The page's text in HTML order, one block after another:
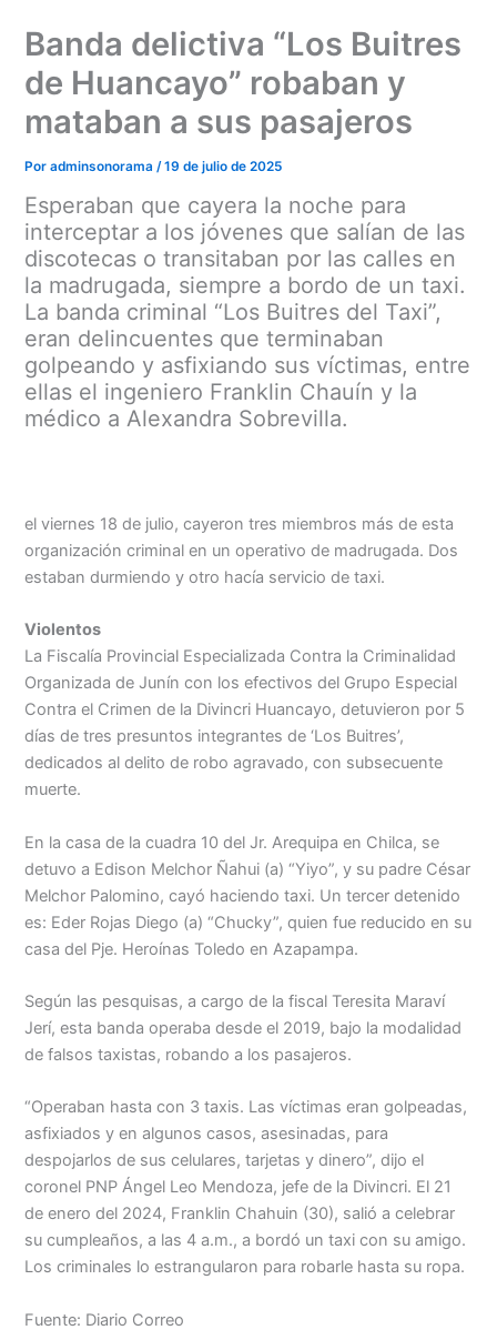
contenido
Banda delictiva “Los Buitres
de Huancayo” robaban y
mataban a sus pasajeros
Poradminsonorama/19 de julio de 2025
Esperaban que cayera la noche para
interceptar a los jóvenes que salían de las
discotecas o transitaban por las calles en
la madrugada, siempre a bordo de un taxi.
La banda criminal “Los Buitres del Taxi”,
eran delincuentes que terminaban
golpeando y asfixiando sus víctimas, entre
ellas el ingeniero Franklin Chauín y la
médico a Alexandra Sobrevilla.
el viernes 18 de julio, cayeron tres miembros más de esta
organización criminal en un operativo de madrugada. Dos
estaban durmiendo y otro hacía servicio de taxi.
Violentos
La Fiscalía Provincial Especializada Contra la Criminalidad
Organizada de Junín con los efectivos del Grupo Especial
Contra el Crimen de la Divincri Huancayo, detuvieron por 5
días de tres presuntos integrantes de ‘Los Buitres’,
dedicados al delito de robo agravado, con subsecuente
muerte.
En la casa de la cuadra 10 del Jr. Arequipa en Chilca, se
detuvo a Edison Melchor Ñahui (a) “Yiyo”, y su padre César
Melchor Palomino, cayó haciendo taxi. Un tercer detenido
es: Eder Rojas Diego (a) “Chucky”, quien fue reducido en su
casa del Pje. Heroínas Toledo en Azapampa.
Según las pesquisas, a cargo de la fiscal Teresita Maraví
Jerí, esta banda operaba desde el 2019, bajo la modalidad
de falsos taxistas, robando a los pasajeros.
“Operaban hasta con 3 taxis. Las víctimas eran golpeadas,
asfixiados y en algunos casos, asesinadas, para
despojarlos de sus celulares, tarjetas y dinero”, dijo el
coronel PNP Ángel Leo Mendoza, jefe de la Divincri. El 21
de enero del 2024, Franklin Chahuin (30), salió a celebrar
su cumpleaños, a las 4 a.m., a bordó un taxi con su amigo.
Los criminales lo estrangularon para robarle hasta su ropa.
Fuente: Diario Correo